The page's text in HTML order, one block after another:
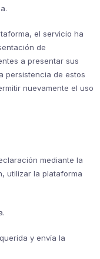
el servicio ha
de
a presentar sus
persistencia de estos
nuevamente el uso
mediante la
utilizar la plataforma
y envía la